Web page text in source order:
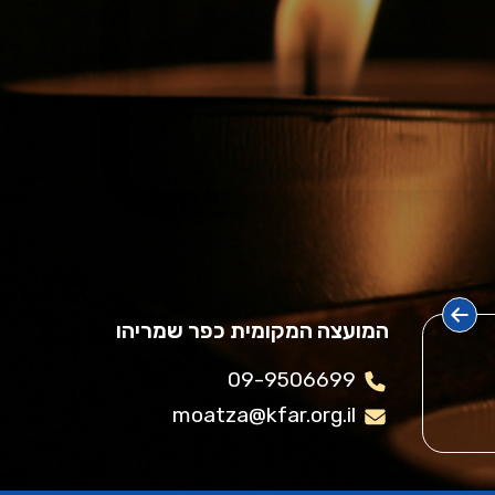
המועצה המקומית כפר שמריהו
09-9506699
moatza@kfar.org.il